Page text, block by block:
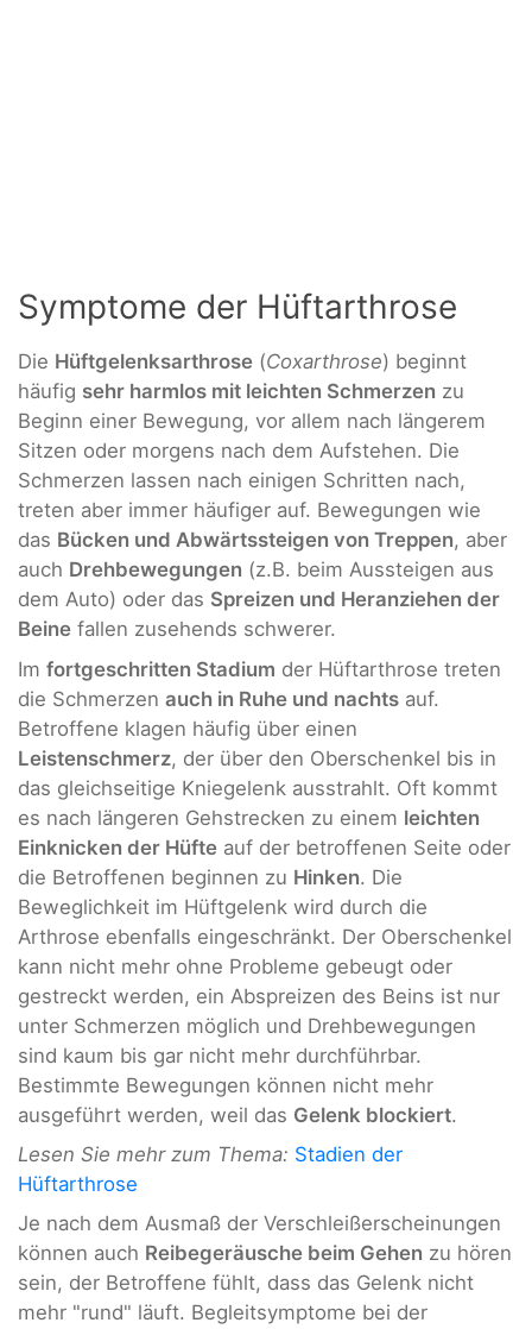
Symptome der Hüftarthrose
Die Hüftgelenksarthrose (Coxarthrose) beginnt
häufig sehr harmlos mit leichten Schmerzen zu
Beginn einer Bewegung, vor allem nach längerem
Sitzen oder morgens nach dem Aufstehen. Die
Schmerzen lassen nach einigen Schritten nach,
treten aber immer häufiger auf. Bewegungen wie
das Bücken und Abwärtssteigen von Treppen, aber
auch Drehbewegungen (z.B. beim Aussteigen aus
dem Auto) oder das Spreizen und Heranziehen der
Beine fallen zusehends schwerer.
Im fortgeschritten Stadium der Hüftarthrose treten
die Schmerzen auch in Ruhe und nachts auf.
Betroffene klagen häufig über einen
Leistenschmerz, der über den Oberschenkel bis in
das gleichseitige Kniegelenk ausstrahlt. Oft kommt
es nach längeren Gehstrecken zu einem leichten
Einknicken der Hüfte auf der betroffenen Seite oder
die Betroffenen beginnen zu Hinken. Die
Beweglichkeit im Hüftgelenk wird durch die
Arthrose ebenfalls eingeschränkt. Der Oberschenkel
kann nicht mehr ohne Probleme gebeugt oder
gestreckt werden, ein Abspreizen des Beins ist nur
unter Schmerzen möglich und Drehbewegungen
sind kaum bis gar nicht mehr durchführbar.
Bestimmte Bewegungen können nicht mehr
ausgeführt werden, weil das Gelenk blockiert.
Lesen Sie mehr zum Thema: Stadien der
Hüftarthrose
Je nach dem Ausmaß der Verschleißerscheinungen
können auch Reibegeräusche beim Gehen zu hören
sein, der Betroffene fühlt, dass das Gelenk nicht
mehr "rund" läuft. Begleitsymptome bei der